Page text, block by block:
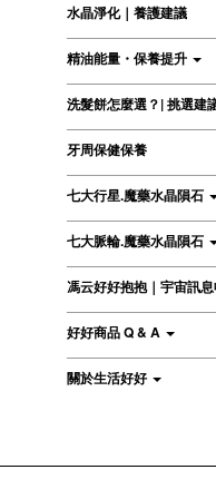
水晶淨化｜養護建議
精油能量・保養提升
洗髮餅怎麼選？| 挑選建
牙周保健保養
七大行星.魔藥水晶隕石
七大脈輪.魔藥水晶隕石
馮云好好抱抱｜宇宙訊
好好商品 Q & A
關於生活好好